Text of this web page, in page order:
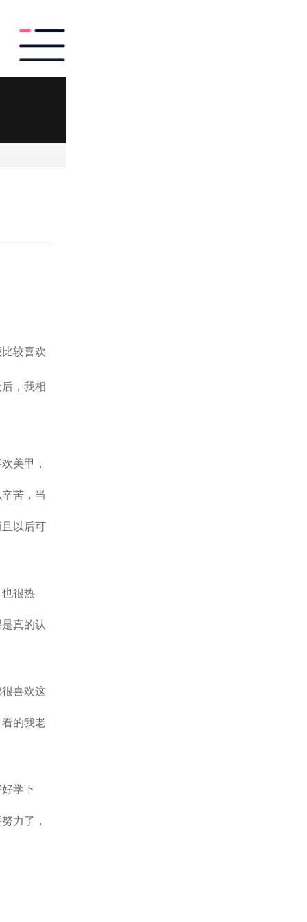
较喜欢
后，我相
美甲，
苦，当
以后可
很热
真的认
喜欢这
的我老
学下
力了，